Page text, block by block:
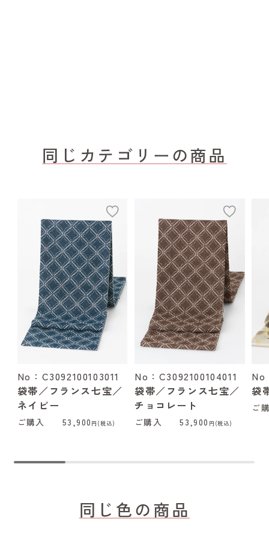
同じカテゴリーの商品
No：C3092100103011
袋帯／フランス七宝／
ネイビー
ご購入 53,900 円(税込)
No：C3092100104011
袋帯／フランス七宝／
チョコレート
ご購入 53,900 円(税込)
No
袋
ご
同じ色の商品